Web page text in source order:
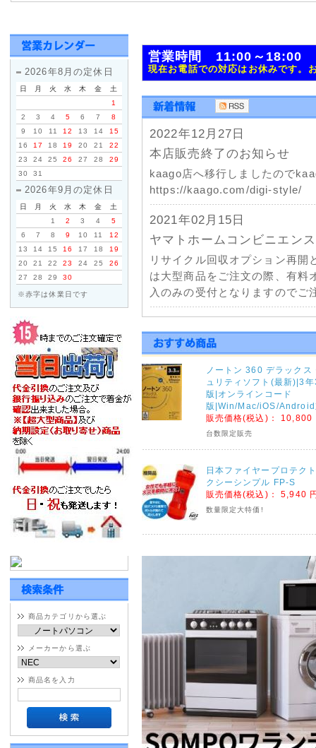
2026年8月の定休日
日 月 火 水 木 金
土
1
2
3 4 5 6 7
8
9
10 11 12 13 14
15
16
17 18 19 20 21
22
23
24 25 26 27 28
29
30
31
2026年9月の定休日
日 月 火 水 木 金
土
1
2 3 4
5
6
7 8 9 10 11
12
13
14 15 16 17 18
19
20
21 22 23 24 25
26
27
28 29 30
※赤字は休業日です
商品カテゴリから選ぶ
メーカーから選ぶ
商品名を入力
営業時間 11:00～18:00
現在お電話での対応はお休みです。
2022年12月27日
本店販売終了のお知らせ
kaago店へ移行しましたので
https://kaago.com/digi-style/
2021年02月15日
ヤマトホームコンビニエン
リサイクル回収オプション再開
は大型商品をご注文の際、有料
入のみの受付となりますのでご
佐川急便一部地域配送停止
天候不良による配送の遅延につ
部地域で発送遅延・停止が発生
くださいませ。
2020年09月04日
ヤマトホームコンビニエンス・
連絡がございましたのでご注文
ヤマトホームコンビニエンス
※大型・超大型商品対象
佐賀県・大分県・熊本県全域
福岡県・長崎県 全域 9月6日(
期間変更の可能性もございま
佐川急便の集荷・配達停止期間
九州全域 9月5日(土)～9月6日(
中国・四国 9月5日(土)～9月6
期間変更の可能性もございます
ノートン 360 デラックス
ュリティソフト(最新)|3
版|オンラインコード
版|Win/Mac/iOS/Android
販売価格(税込)： 10,800
台数限定販売
日本ファイヤープロテク
クシーシンプル FP-S
販売価格(税込)：5,940
数量限定大特価!